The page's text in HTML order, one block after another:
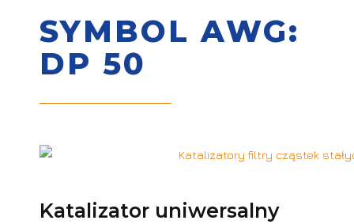
SYMBOL AWG:
DP 50
Katalizator uniwersalny